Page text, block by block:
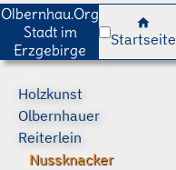
Olbernhau.Org
Stadt im
Erzgebirge
home
Startseite
Holzkunst
Olbernhauer
Reiterlein
Nussknacker